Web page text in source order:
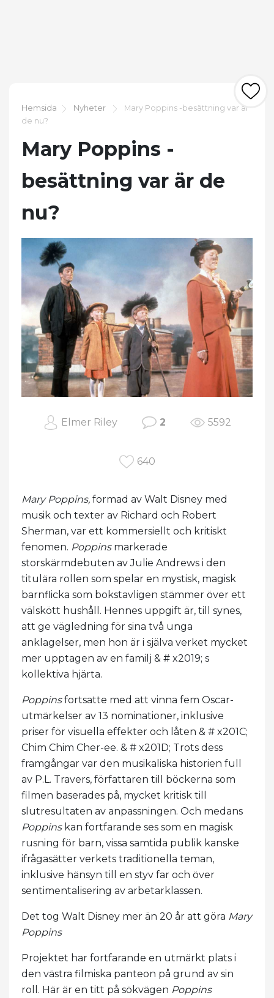
Hemsida Nyheter
Mary Poppins -besättning var är
de nu?
Mary Poppins -
besättning var är de
nu?
Elmer Riley 2 5592
640
Mary Poppins, formad av Walt Disney med
musik och texter av Richard och Robert
Sherman, var ett kommersiellt och kritiskt
fenomen. Poppinsmarkerade
storskärmdebuten av Julie Andrews i den
titulära rollen som spelar en mystisk, magisk
barnflicka som bokstavligen stämmer över ett
välskött hushåll. Hennes uppgift är, till synes,
att ge vägledning för sina två unga
anklagelser, men hon är i själva verket mycket
mer upptagen av en familj & # x2019; s
kollektiva hjärta.
Poppinsfortsatte med att vinna fem Oscar-
utmärkelser av 13 nominationer, inklusive
priser för visuella effekter och låten & # x201C;
Chim Chim Cher-ee. & # x201D; Trots dess
framgångar var den musikaliska historien full
av P.L. Travers, författaren till böckerna som
filmen baserades på, mycket kritisk till
slutresultaten av anpassningen. Och medans
Poppinskan fortfarande ses som en magisk
rusning för barn, vissa samtida publik kanske
ifrågasätter verkets traditionella teman,
inklusive hänsyn till en styv far och över
sentimentalisering av arbetarklassen.
Det tog Walt Disney mer än 20 år att göra Mary
Poppins
Projektet har fortfarande en utmärkt plats i
den västra filmiska panteon på grund av sin
roll. Här är en titt på sökvägen Poppins